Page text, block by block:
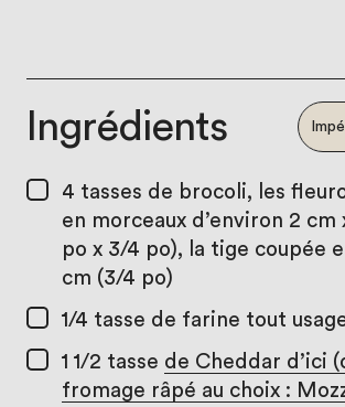
Ingrédients
4 tasses de brocoli, les
en morceaux d’environ 2 cm
po x 3/4 po), la tige coupée
cm (3/4 po)
1/4 tasse de farine tout
1 1/2 tasse de Cheddar d’ici
fromage râpé au choix :